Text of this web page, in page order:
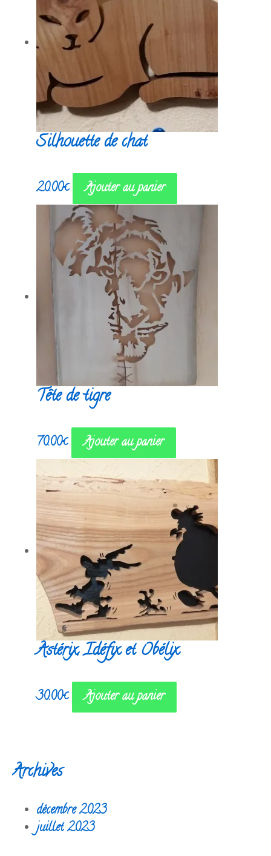
Silhouette de chat
20.00€ Ajouter au panier
Tête de tigre
70.00€ Ajouter au panier
Astérix, Idéfix et Obélix
30.00€ Ajouter au panier
Archives
décembre 2023
juillet 2023